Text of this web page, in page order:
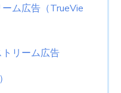
ム広告（TrueVie
リーム広告